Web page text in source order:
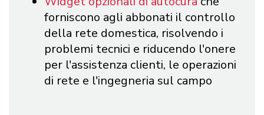
forniscono agli abbonati il controllo
della rete domestica, risolvendo i
problemi tecnici e riducendo l'onere
per l'assistenza clienti, le operazioni
di rete e l'ingegneria sul campo